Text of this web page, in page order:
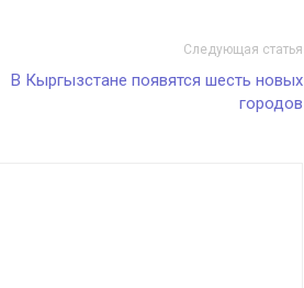
Следующая статья
В Кыргызстане появятся шесть новых
городов